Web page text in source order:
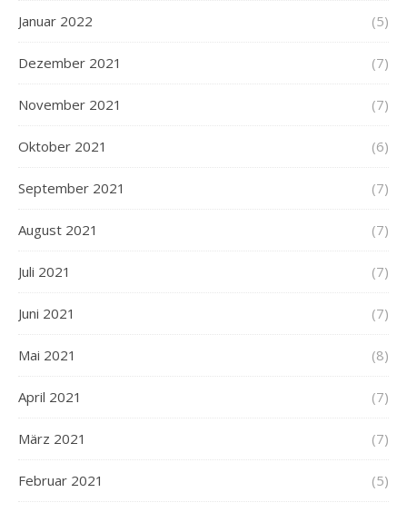
Januar 2022 (5)
Dezember 2021 (7)
November 2021 (7)
Oktober 2021 (6)
September 2021 (7)
August 2021 (7)
Juli 2021 (7)
Juni 2021 (7)
Mai 2021 (8)
April 2021 (7)
März 2021 (7)
Februar 2021 (5)